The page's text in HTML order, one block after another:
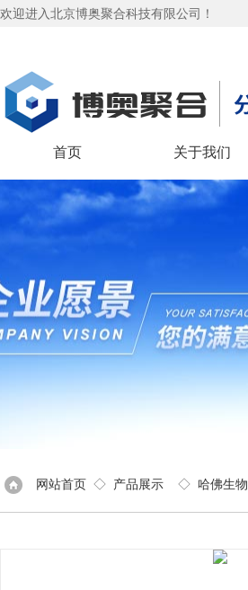
欢迎进入北京博奥聚合科技有限公司！
首页 关于我们
网站首页 ◇ 产品展示 ◇ 哈佛生物